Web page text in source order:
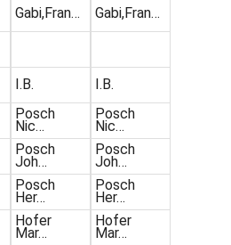
Gabi,Fran…
I.B.
Posch
Nic…
Posch
Joh…
Posch
Her…
Hofer
Mar…
Gabi,Fran…
I.B.
Posch
Nic…
Posch
Joh…
Posch
Her…
Hofer
Mar…